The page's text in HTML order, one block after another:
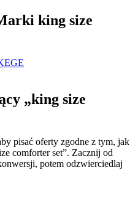
king size
„king size
pisać oferty zgodne z tym, jak
comforter set”. Zacznij od
potem odzwierciedlaj